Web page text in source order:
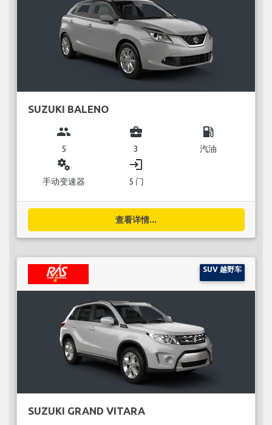
SUZUKI BALENO
group
5
business_center
3
local_gas_station
汽油
miscellaneous_services
手动变速器
login
5 门
查看详情...
SUV 越野车
SUZUKI GRAND VITARA